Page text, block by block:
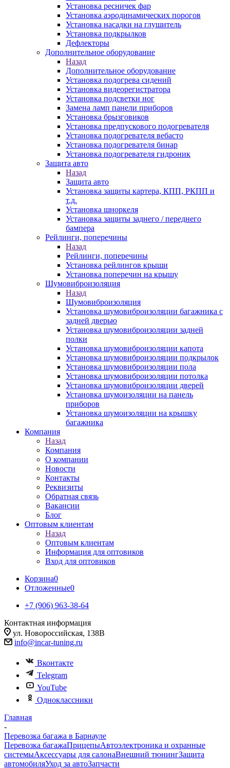
Установка ресничек фар
Установка аэродинамических порогов
Установка насадки на глушитель
Установка подкрылков
Дефлекторы
Дополнительное оборудование
Назад
Дополнительное оборудование
Установка подогрева сидений
Установка видеорегистратора
Установка подсветки ног
Замена ламп панели приборов
Установка брызговиков
Установка предпускового подогревателя
Установка подогревателя вебасто
Установка подогревателя бинар
Установка подогревателя гидроник
Защита авто
Назад
Защита авто
Установка защиты картера, КПП, РКПП и
т.д.
Установка шноркеля
Установка защиты заднего / переднего
бампера
Рейлинги, поперечины
Назад
Рейлинги, поперечины
Установка рейлингов крыши
Установка поперечин на крышу
Шумовиброизоляция
Назад
Шумовиброизоляция
Установка шумовиброизоляции багажника с
задней дверью
Установка шумовиброизоляции задней
полки
Установка шумовиброизоляции капота
Установка шумовиброизоляции подкрылок
Установка шумовиброизоляции пола
Установка шумовиброизоляции потолка
Установка шумовиброизоляции дверей
Установка шумоизоляции на панель
приборов
Установка шумоизоляции на крышку
багажника
Компания
Назад
Компания
О компании
Новости
Контакты
Реквизиты
Обратная связь
Вакансии
Блог
Оптовым клиентам
Назад
Оптовым клиентам
Информация для оптовиков
Вход для оптовиков
Корзина0
Отложенные0
+7 (906) 963-38-64
Контактная информация
ул. Новороссийская, 138В
info@incar-tuning.ru
Вконтакте
Telegram
YouTube
Одноклассники
Главная
-
Перевозка багажа в Барнауле
Перевозка багажаПрицепыАвтоэлектроника и охранные
системыАксессуары для салонаВнешний тюнингЗащита
автомобиляУход за автоЗапчасти